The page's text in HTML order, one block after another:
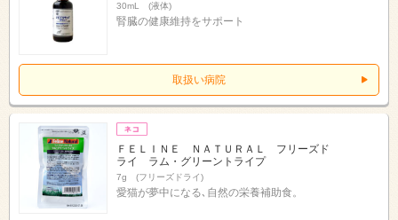
30mL (液体)
腎臓の健康維持をサポート
取扱い病院
ＦＥＬＩＮＥ ＮＡＴＵＲＡＬ フリーズド
ライ ラム・グリーントライプ
7g (フリーズドライ)
愛猫が夢中になる､自然の栄養補助食。